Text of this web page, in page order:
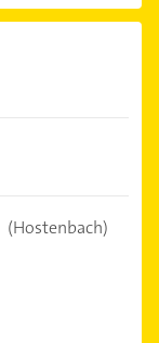
(Hostenbach)